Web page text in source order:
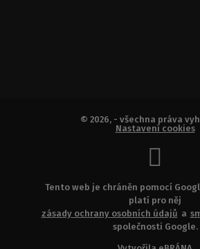
© 2026, - všechna práva
Nastavení cookies
Tento web je chráněn pomocí
platí pro něj
zásady ochrany osobních údajů a
společnosti Google.